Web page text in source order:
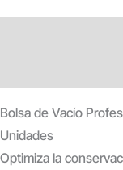
Bolsa de Vacío
Unidades
Optimiza la